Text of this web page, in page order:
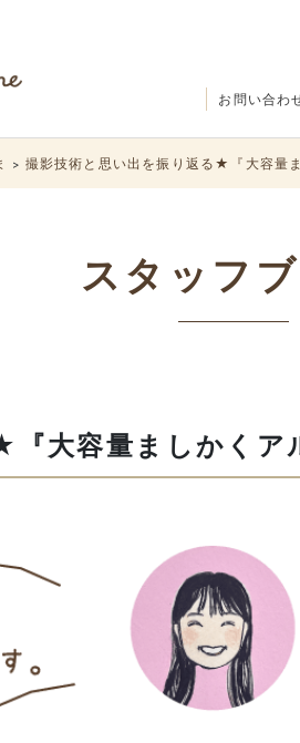
お問い合わ
> 撮影技術と思い出を振り返る★『大容量
スタッフ
大容量ましかくア